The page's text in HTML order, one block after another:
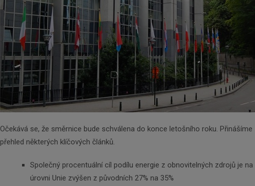
Očekává se, že směrnice bude schválena do konce letošního roku. Přinášíme
přehled některých klíčových článků.
Společný procentuální cíl podílu energie z obnovitelných zdrojů je na
úrovni Unie zvýšen z původních 27% na 35%